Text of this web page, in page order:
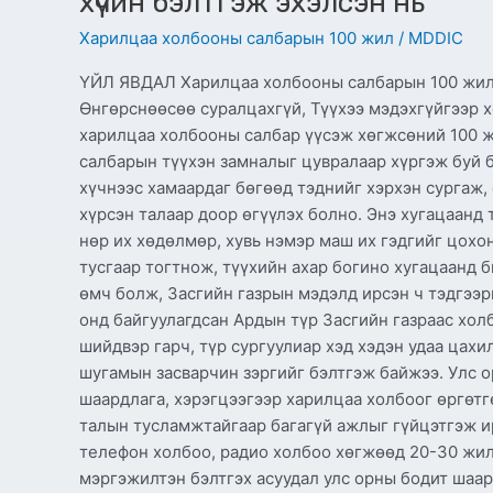
Харилцаа холбооны салбарын 100 жил / MDDIC
ҮЙЛ ЯВДАЛ Харилцаа холбооны салбарын 100
Өнгөрснөөсөө суралцахгүй, Түүхээ
харилцаа холбооны салбар үүсэж хөгжсөний 100
салбарын түүхэн замналыг цувралаар хүргэж
хүчнээс хамаардаг бөгөөд тэднийг хэрхэн
хүрсэн талаар доор өгүүлэх болно. Энэ
нөр их хөдөлмөр, хувь нэмэр маш их гэдгийг
тусгаар тогтнож, түүхийн ахар богино
өмч болж, Засгийн газрын мэдэлд ирсэн ч
онд байгуулагдсан Ардын түр Засгийн газраас
шийдвэр гарч, түр сургуулиар хэд хэдэн удаа
шугамын засварчин зэргийг бэлтгэж байжээ. Улс
шаардлага, хэрэгцээгээр харилцаа холбоог
талын тусламжтайгаар багагүй ажлыг гүйцэтгэж
телефон холбоо, радио холбоо хөгжөөд 20-30
мэргэжилтэн бэлтгэх асуудал улс орны бодит